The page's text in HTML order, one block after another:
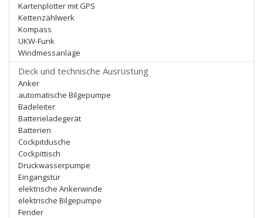
Kartenplotter mit GPS
Kettenzählwerk
Kompass
UKW-Funk
Windmessanlage
Deck und technische Ausrüstung
Anker
automatische Bilgepumpe
Badeleiter
Batterieladegerät
Batterien
Cockpitdusche
Cockpittisch
Druckwasserpumpe
Eingangstür
elektrische Ankerwinde
elektrische Bilgepumpe
Fender